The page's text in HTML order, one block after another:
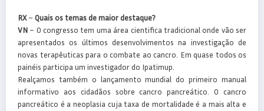
RX– Quais os temas de maior destaque?
VN – O congresso tem uma área cientifica tradicional onde vão ser
apresentados os últimos desenvolvimentos na investigação de
novas terapêuticas para o combate ao cancro. Em quase todos os
painéis participa um investigador do Ipatimup.
Realçamos também o lançamento mundial do primeiro manual
informativo aos cidadãos sobre cancro pancreático. O cancro
pancreático é a neoplasia cuja taxa de mortalidade é a mais alta e